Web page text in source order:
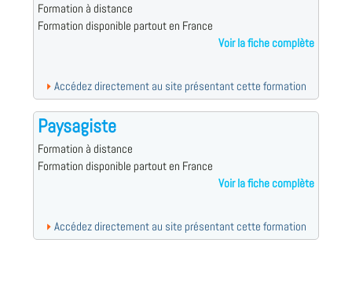
Formation à distance
Formation disponible partout en France
Voir la fiche complète
Accédez directement au site présentant cette formation
Paysagiste
Formation à distance
Formation disponible partout en France
Voir la fiche complète
Accédez directement au site présentant cette formation